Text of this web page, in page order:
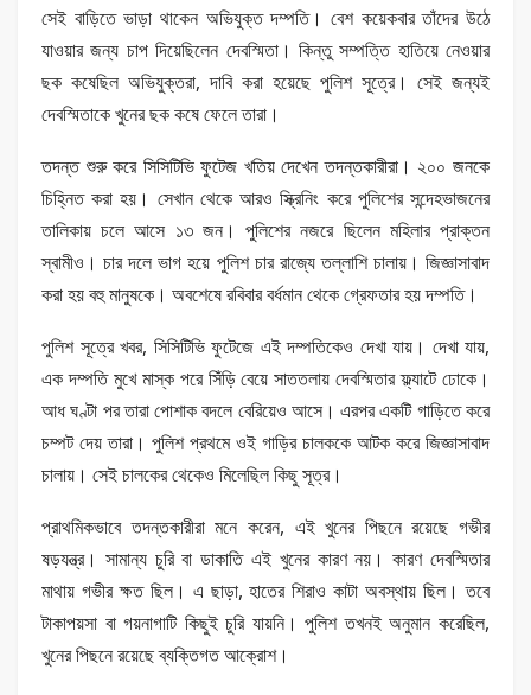
সেই বাড়িতে ভাড়া থাকেন অভিযুক্ত দম্পতি। বেশ কয়েকবার তাঁদের উঠে
যাওয়ার জন্য চাপ দিয়েছিলেন দেবস্মিতা। কিন্তু সম্পত্তি হাতিয়ে নেওয়ার
ছক কষেছিল অভিযুক্তরা, দাবি করা হয়েছে পুলিশ সূত্রে। সেই জন্যই
দেবস্মিতাকে খুনের ছক কষে ফেলে তারা।
তদন্ত শুরু করে সিসিটিভি ফুটেজ খতিয় দেখেন তদন্তকারীরা। ২০০ জনকে
চিহ্নিত করা হয়। সেখান থেকে আরও স্ক্রিনিং করে পুলিশের সন্দেহভাজনের
তালিকায় চলে আসে ১৩ জন। পুলিশের নজরে ছিলেন মহিলার প্রাক্তন
স্বামীও। চার দলে ভাগ হয়ে পুলিশ চার রাজ্যে তল্লাশি চালায়। জিজ্ঞাসাবাদ
করা হয় বহু মানুষকে। অবশেষে রবিবার বর্ধমান থেকে গ্রেফতার হয় দম্পতি।
পুলিশ সূত্রে খবর, সিসিটিভি ফুটেজে এই দম্পতিকেও দেখা যায়। দেখা যায়,
এক দম্পতি মুখে মাস্ক পরে সিঁড়ি বেয়ে সাততলায় দেবস্মিতার ফ্ল্যাটে ঢোকে।
আধ ঘণ্টা পর তারা পোশাক বদলে বেরিয়েও আসে। এরপর একটি গাড়িতে করে
চম্পট দেয় তারা। পুলিশ প্রথমে ওই গাড়ির চালককে আটক করে জিজ্ঞাসাবাদ
চালায়। সেই চালকের থেকেও মিলেছিল কিছু সূত্র।
প্রাথমিকভাবে তদন্তকারীরা মনে করেন, এই খুনের পিছনে রয়েছে গভীর
ষড়যন্ত্র। সামান্য চুরি বা ডাকাতি এই খুনের কারণ নয়। কারণ দেবস্মিতার
মাথায় গভীর ক্ষত ছিল। এ ছাড়া, হাতের শিরাও কাটা অবস্থায় ছিল। তবে
টাকাপয়সা বা গয়নাগাটি কিছুই চুরি যায়নি। পুলিশ তখনই অনুমান করেছিল,
খুনের পিছনে রয়েছে ব্যক্তিগত আক্রোশ।